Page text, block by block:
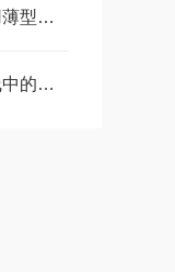
CKD喜开理压缩空气用薄型先导式 2通电磁阀SP的特点
AND用于集成在生产线中的高精度称重传感器AD-4212C-600的特点